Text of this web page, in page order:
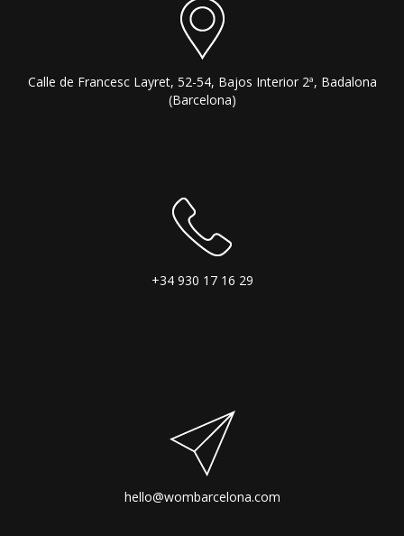
Calle de Francesc Layret, 52-54, Bajos Interior 2ª, Badalona
(Barcelona)
+34 930 17 16 29
hello@wombarcelona.com